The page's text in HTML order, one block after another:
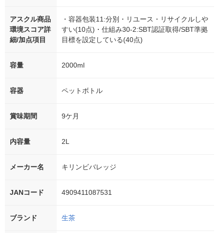
アスクル商品
環境スコア詳
細/加点項目
・容器包装11:分別・リユース・リサイクルしや
すい(10点)・仕組み30-2:SBT認証取得/SBT準拠
目標を設定している(40点)
容量 2000ml
容器 ペットボトル
賞味期間 9ケ月
内容量 2L
メーカー名 キリンビバレッジ
JANコード 4909411087531
ブランド 生茶